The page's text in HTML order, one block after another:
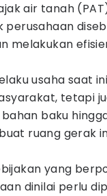
air tanah
melakukan
usaha saat
tetapi
baku
ruang gerak
yang
dinilai perlu